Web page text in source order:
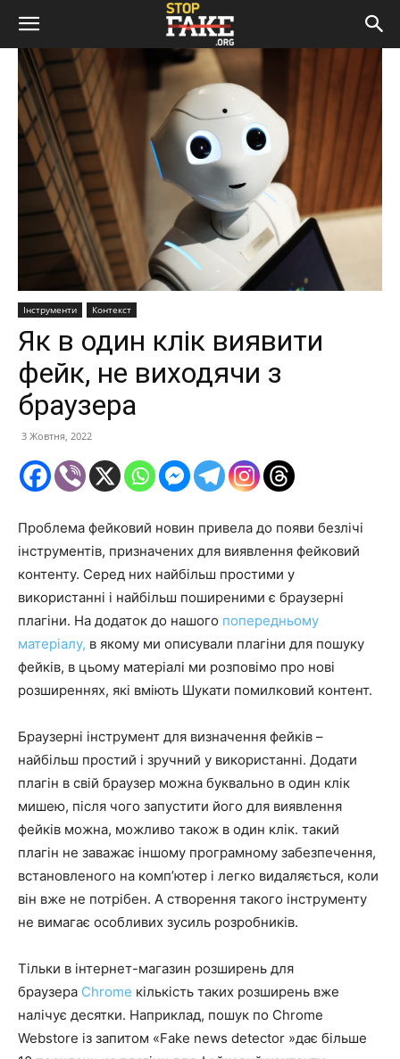
Інструменти Контекст
Як в один клік виявити
фейк, не виходячи з
браузера
3 Жовтня, 2022
Проблема фейковий новин привела до появи безлічі
інструментів, призначених для виявлення фейковий
контенту. Серед них найбільш простими у
використанні і найбільш поширеними є браузерні
плагіни. На додаток до нашого попередньому
матеріалу, в якому ми описували плагіни для пошуку
фейків, в цьому матеріалі ми розповімо про нові
розширеннях, які вміють Шукати помилковий контент.
Браузерні інструмент для визначення фейків –
найбільш простий і зручний у використанні. Додати
плагін в свій браузер можна буквально в один клік
мишею, після чого запустити його для виявлення
фейків можна, можливо також в один клік. такий
плагін не заважає іншому програмному забезпечення,
встановленого на комп’ютер і легко видаляється, коли
він вже не потрібен. А створення такого інструменту
не вимагає особливих зусиль розробників.
Тільки в інтернет-магазин розширень для
браузера Chrome кількість таких розширень вже
налічує десятки. Наприклад, пошук по Chrome
Webstore із запитом «Fake news detector »дає більше